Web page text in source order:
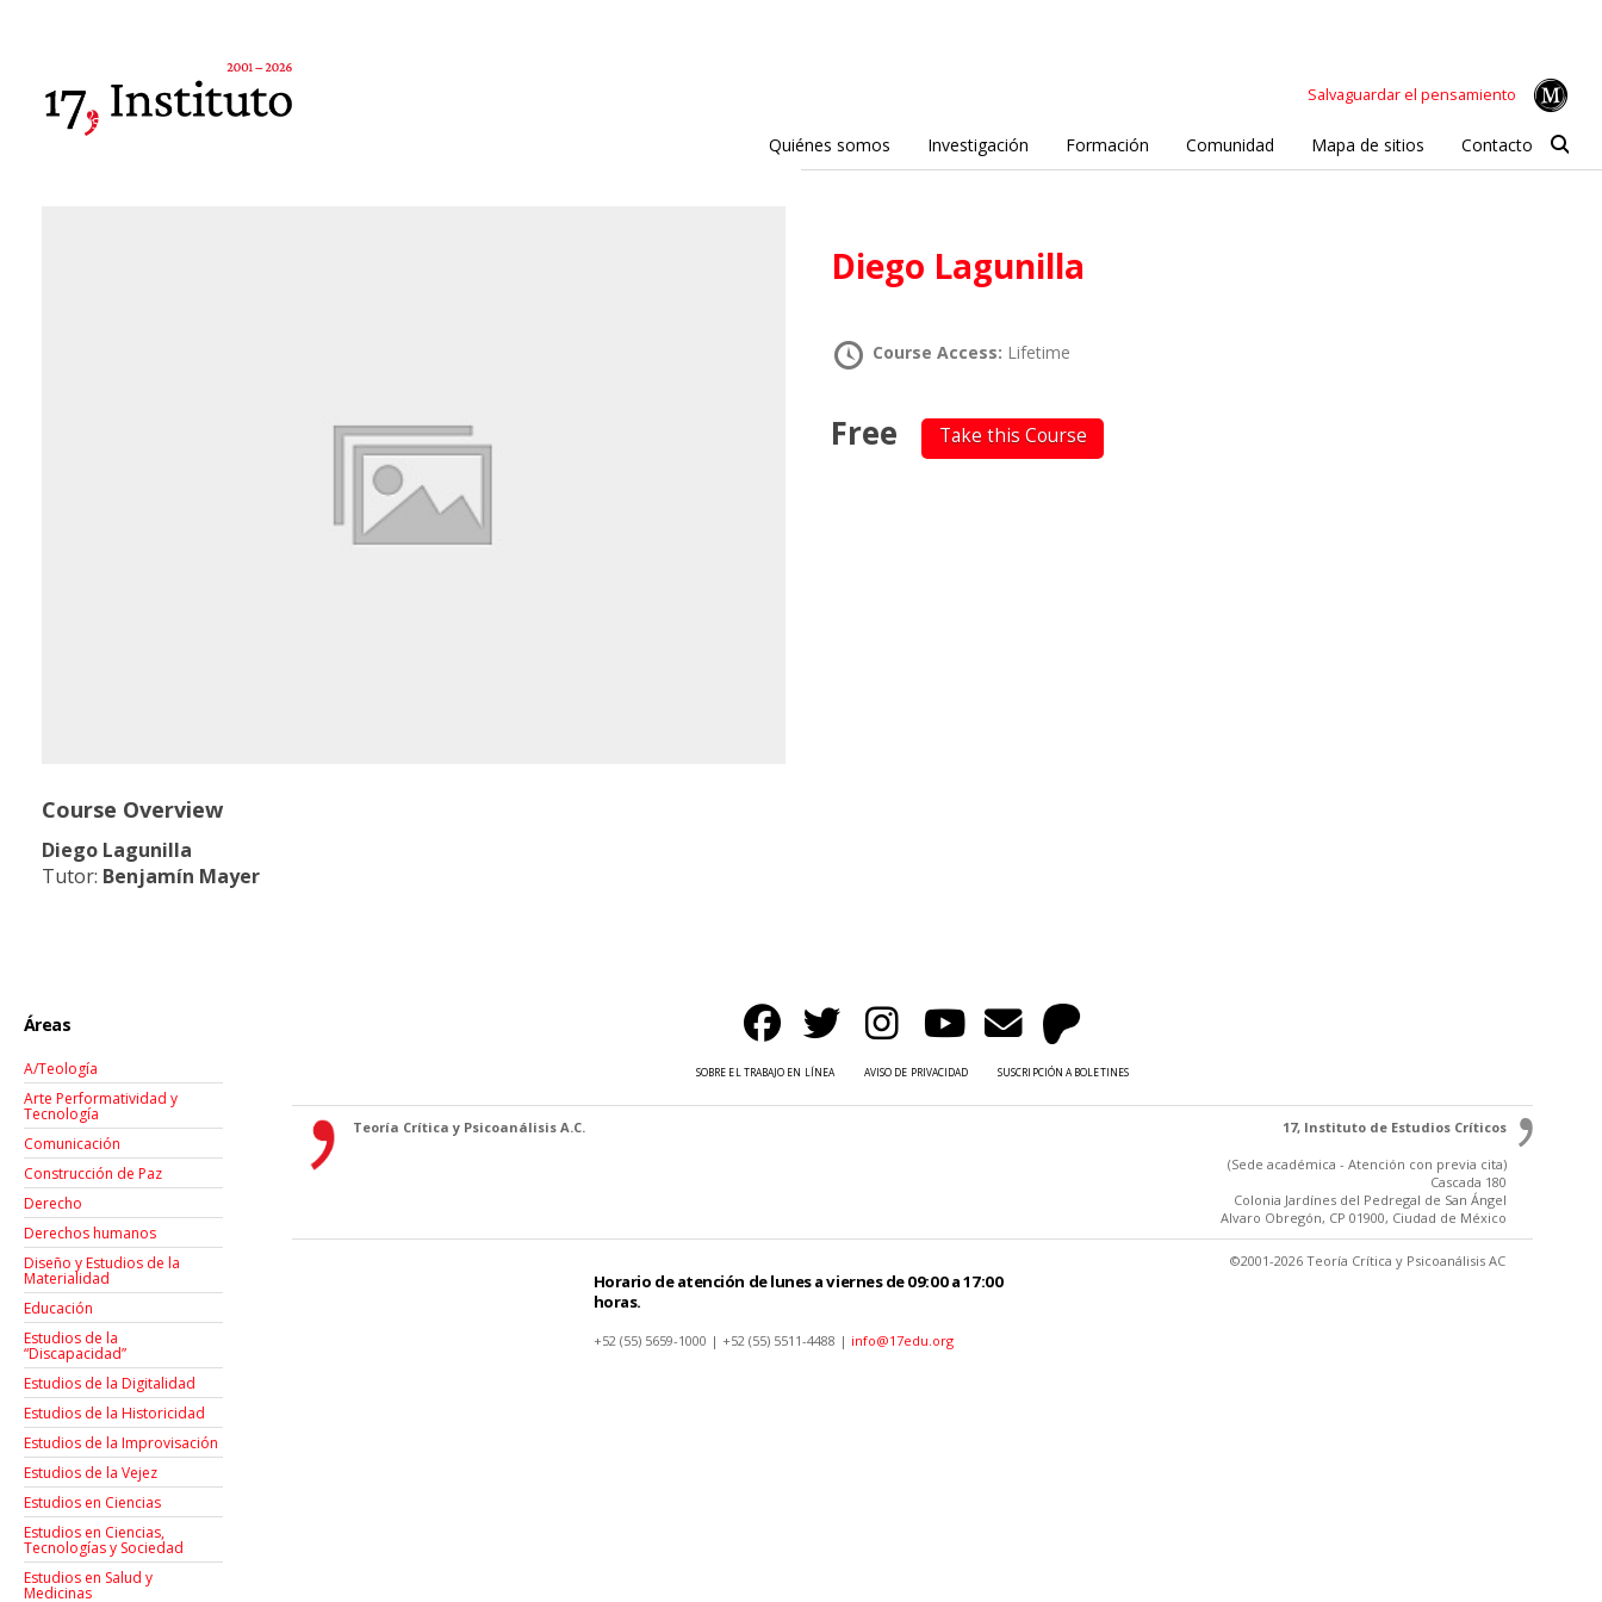
Salvaguardar el pensamiento
Quiénes somos Investigación Formación Comunidad Mapa de sitios Contacto
Diego Lagunilla
Course Access: Lifetime
Free Take this Course
Course Overview
Diego Lagunilla
Tutor: Benjamín Mayer
Áreas
A/Teología
Arte Performatividad y
Tecnología
Comunicación
Construcción de Paz
Derecho
Derechos humanos
Diseño y Estudios de la
Materialidad
Educación
Estudios de la
“Discapacidad”
Estudios de la Digitalidad
Estudios de la Historicidad
Estudios de la Improvisación
Estudios de la Vejez
Estudios en Ciencias
Estudios en Ciencias,
Tecnologías y Sociedad
Estudios en Salud y
Medicinas
SOBRE EL TRABAJO EN LÍNEA AVISO DE PRIVACIDAD SUSCRIPCIÓN A BOLETINES
Teoría Crítica y Psicoanálisis A.C. 17, Instituto de Estudios Críticos
(Sede académica - Atención con previa cita)
Cascada 180
Colonia Jardínes del Pedregal de San Ángel
Alvaro Obregón, CP 01900, Ciudad de México
Horario de atención de lunes a viernes de 09:00 a 17:00
horas.
+52 (55) 5659-1000 | +52 (55) 5511-4488 | info@17edu.org
©2001-2026 Teoría Crítica y Psicoanálisis AC